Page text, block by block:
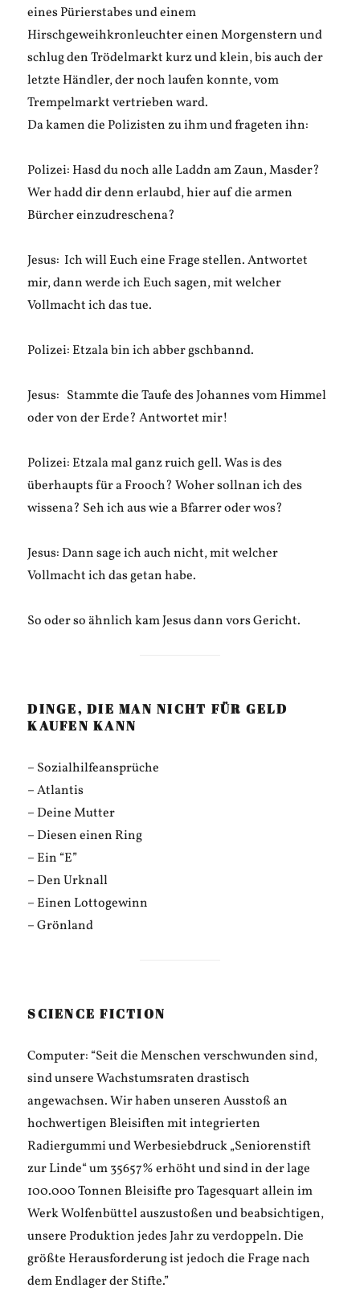
eines Pürierstabes und einem
Hirschgeweihkronleuchter einen Morgenstern und
schlug den Trödelmarkt kurz und klein, bis auch der
letzte Händler, der noch laufen konnte, vom
Trempelmarkt vertrieben ward.
Da kamen die Polizisten zu ihm und frageten ihn:
Polizei: Hasd du noch alle Laddn am Zaun, Masder?
Wer hadd dir denn erlaubd, hier auf die armen
Bürcher einzudreschena?
Jesus: Ich will Euch eine Frage stellen. Antwortet
mir, dann werde ich Euch sagen, mit welcher
Vollmacht ich das tue.
Polizei: Etzala bin ich abber gschbannd.
Jesus: Stammte die Taufe des Johannes vom Himmel
oder von der Erde? Antwortet mir!
Polizei: Etzala mal ganz ruich gell. Was is des
überhaupts für a Frooch? Woher sollnan ich des
wissena? Seh ich aus wie a Bfarrer oder wos?
Jesus: Dann sage ich auch nicht, mit welcher
Vollmacht ich das getan habe.
So oder so ähnlich kam Jesus dann vors Gericht.
DINGE, DIE MAN NICHT FÜR GELD
KAUFEN KANN
– Sozialhilfeansprüche
– Atlantis
– Deine Mutter
– Diesen einen Ring
– Ein “E”
– Den Urknall
– Einen Lottogewinn
– Grönland
SCIENCE FICTION
Computer: “Seit die Menschen verschwunden sind,
sind unsere Wachstumsraten drastisch
angewachsen. Wir haben unseren Ausstoß an
hochwertigen Bleisiften mit integrierten
Radiergummi und Werbesiebdruck „Seniorenstift
zur Linde“ um 35657% erhöht und sind in der lage
100.000 Tonnen Bleisifte pro Tagesquart allein im
Werk Wolfenbüttel auszustoßen und beabsichtigen,
unsere Produktion jedes Jahr zu verdoppeln. Die
größte Herausforderung ist jedoch die Frage nach
dem Endlager der Stifte.”